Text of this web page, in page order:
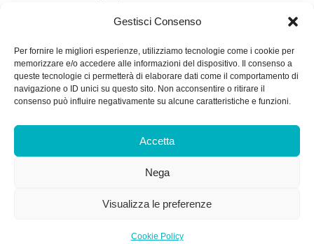
Gestisci Consenso
Per fornire le migliori esperienze, utilizziamo tecnologie come i cookie per
memorizzare e/o accedere alle informazioni del dispositivo. Il consenso a
queste tecnologie ci permetterà di elaborare dati come il comportamento di
navigazione o ID unici su questo sito. Non acconsentire o ritirare il
consenso può influire negativamente su alcune caratteristiche e funzioni.
Accetta
Nega
Visualizza le preferenze
Cookie Policy
Privacy Policy–Cookie Policy
SOCIAL
Dal Lunedì al Venerdì: 8.00/12.30 - 13.30/17.30
Dal Lunedì al Venerdì: 7.30/11.30 - 13.30/17.00